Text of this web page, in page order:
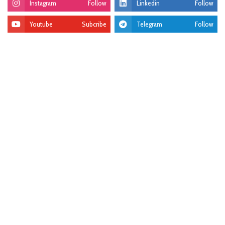
Instagram Follow Linkedin Follow
Youtube Subcribe Telegram Follow